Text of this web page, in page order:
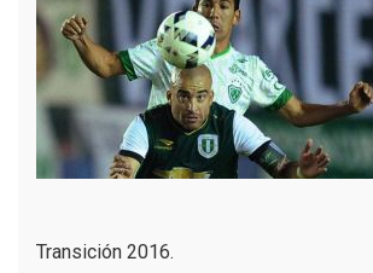
Transición 2016.